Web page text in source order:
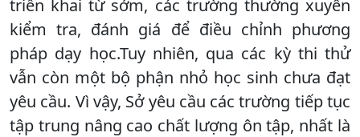
triển khai từ sớm, các trường thường xuyên
kiểm tra, đánh giá để điều chỉnh phương
pháp dạy học.Tuy nhiên, qua các kỳ thi thử
vẫn còn một bộ phận nhỏ học sinh chưa đạt
yêu cầu. Vì vậy, Sở yêu cầu các trường tiếp tục
tập trung nâng cao chất lượng ôn tập, nhất là